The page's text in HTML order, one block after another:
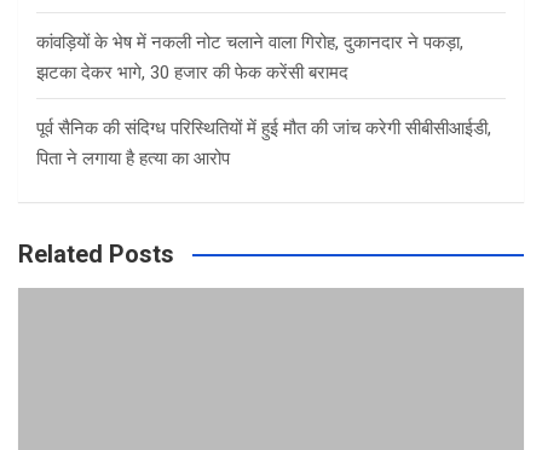
कांवड़ियों के भेष में नकली नोट चलाने वाला गिरोह, दुकानदार ने पकड़ा,
झटका देकर भागे, 30 हजार की फेक करेंसी बरामद
पूर्व सैनिक की संदिग्ध परिस्थितियों में हुई मौत की जांच करेगी सीबीसीआईडी,
पिता ने लगाया है हत्या का आरोप
Related Posts